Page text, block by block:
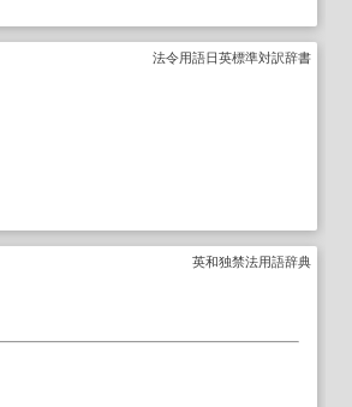
法令用語日英標準対訳辞書
英和独禁法用語辞典